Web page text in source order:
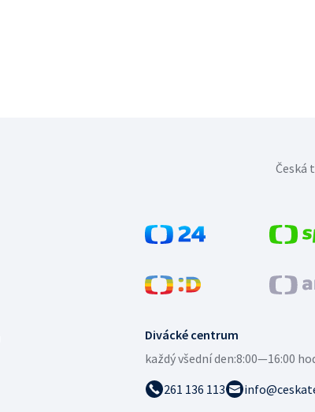
Divácké centrum
každý všední den:8:00—16:00
261 136 113
Česká